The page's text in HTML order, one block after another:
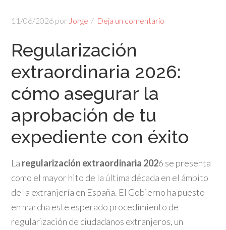
11/06/2026 por Jorge Deja un comentario
Regularización
extraordinaria 2026:
cómo asegurar la
aprobación de tu
expediente con éxito
La regularización extraordinaria 2026 se presenta
como el mayor hito de la última década en el ámbito
de la extranjería en España. El Gobierno ha puesto
en marcha este esperado procedimiento de
regularización de ciudadanos extranjeros, un